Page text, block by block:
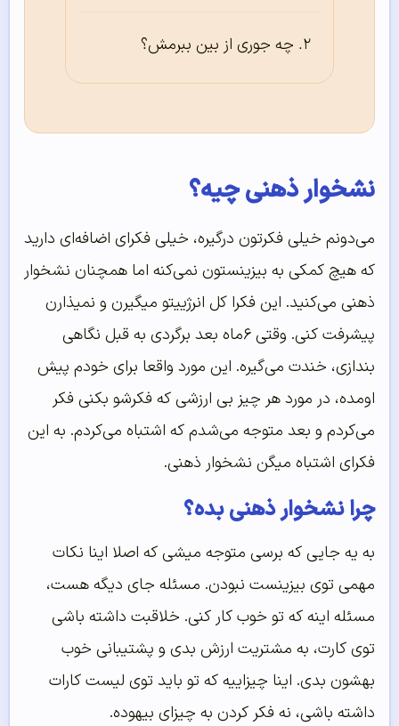
چه جوری از بین ببرمش؟
نشخوار ذهنی چیه؟
می‌دونم خیلی فکرتون درگیره، خیلی فکرای اضافه‌ای دارید
که هیچ کمکی به بیزینستون نمی‌کنه اما همچنان نشخوار
ذهنی می‌کنید. این فکرا کل انرژییتو میگیرن و نمیذارن
پیشرفت کنی. وقتی ۶ماه بعد برگردی به قبل نگاهی
بندازی، خندت می‌گیره. این مورد واقعا برای خودم پیش
اومده، در مورد هر چیز بی ارزشی که فکرشو بکنی فکر
می‌کردم و بعد متوجه می‌شدم که اشتباه می‌کردم. به این
فکرای اشتباه میگن نشخوار ذهنی.
چرا نشخوار ذهنی بده؟
به یه جایی که برسی متوجه میشی که اصلا اینا نکات
مهمی توی بیزینست نبودن. مسئله جای دیگه هست،
مسئله اینه که تو خوب کار کنی. خلاقبت داشته باشی
توی کارت، به مشتریت ارزش بدی و پشتیبانی خوب
بهشون بدی. اینا چیزاییه که تو باید توی لیست کارات
داشته باشی، نه فکر کردن به چیزای بیهوده.